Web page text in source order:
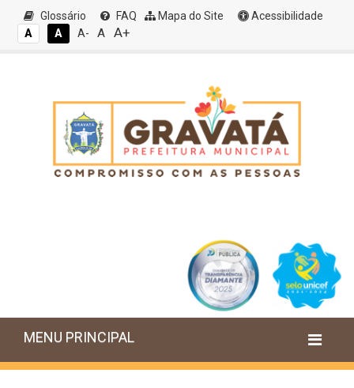
Glossário FAQ Mapa do Site
Acessibilidade
A
A A- A A+
MENU PRINCIPAL